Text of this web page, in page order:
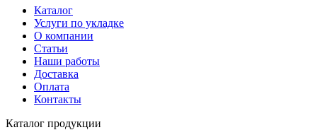
Каталог
Услуги по укладке
О компании
Статьи
Наши работы
Доставка
Оплата
Контакты
Каталог продукции